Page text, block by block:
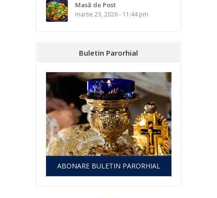
Masă de Post
martie 23, 2026 - 11:44 pm
Buletin Parorhial
ABONARE BULETIN PARORHIAL